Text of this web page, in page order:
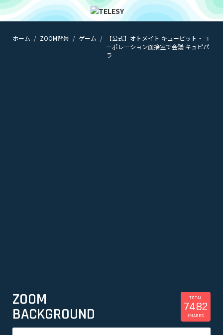
ホーム
ニュース
ホーム ZOOM背景 ゲーム
【公式】オトメイト キューピット・コ
ーポレーション面接室で会議 キュピパ
ラ
ZOOM
BACKGROUND
TOTAL
7482
IMAGES